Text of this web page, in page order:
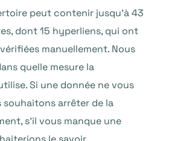
peut contenir jusqu’à 43
dont 15 hyperliens, qui ont
manuellement. Nous
quelle mesure la
Si une donnée ne vous
souhaitons arrêter de la
s’il vous manque une